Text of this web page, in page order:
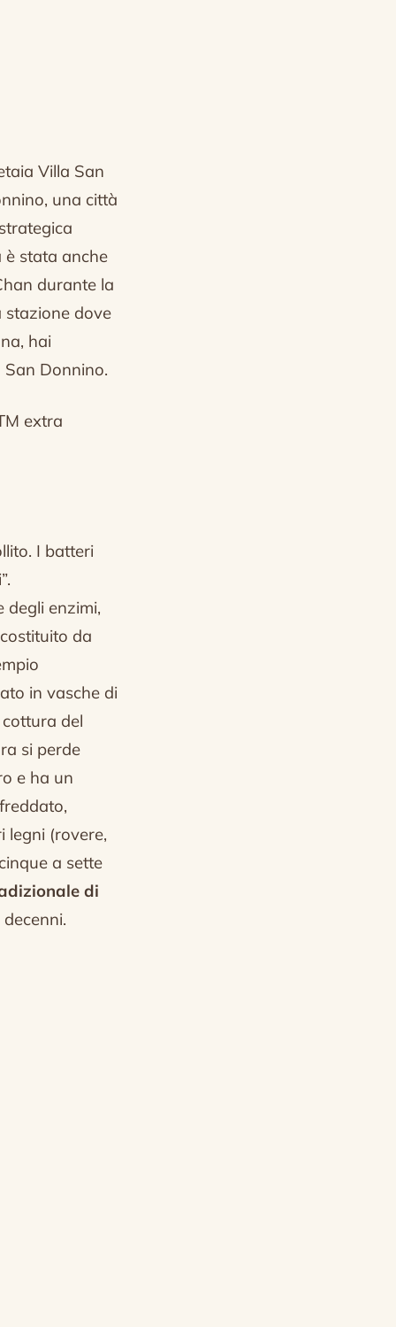
Villa San
una città
è stata anche
durante la
dove
hai
Donnino.
extra
I batteri
degli enzimi,
da
in vasche di
del
si perde
e ha un
legni (rovere,
a sette
di